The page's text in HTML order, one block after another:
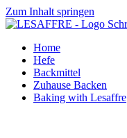
Zum Inhalt springen
Home
Hefe
Backmittel
Zuhause Backen
Baking with Lesaffre